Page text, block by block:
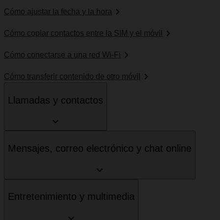
Cómo ajustar la fecha y la hora
Cómo copiar contactos entre la SIM y el móvil
Cómo conectarse a una red Wi-Fi
Cómo transferir contenido de otro móvil
Llamadas y contactos
Mensajes, correo electrónico y chat online
Entretenimiento y multimedia